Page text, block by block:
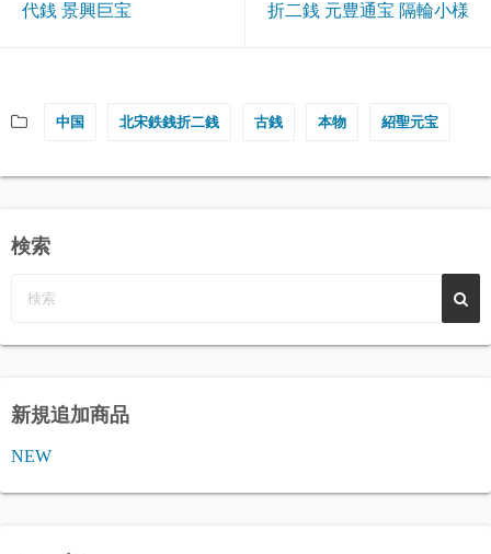
代銭 景興巨宝
折二銭 元豊通宝 隔輪小様
中国 北宋鉄銭折二銭 古銭 本物 紹聖元宝
検索
新規追加商品
NEW